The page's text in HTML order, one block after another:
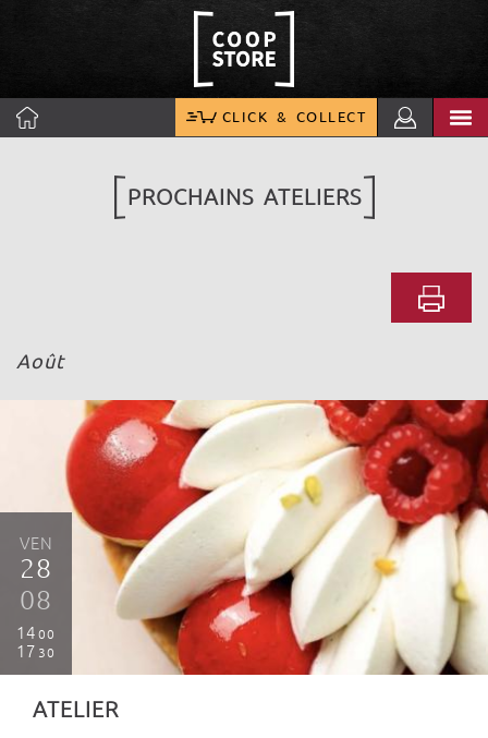
CLICK & COLLECT
PROCHAINS ATELIERS
Août
VEN
28
08
14 00
17 30
ATELIER